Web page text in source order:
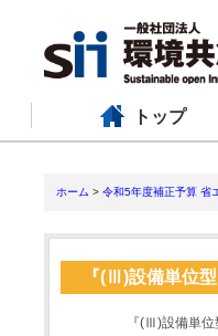
トップ
ホーム > 令和5年度補正予算 省
『(Ⅲ)設備単位
『(Ⅲ)設備単位